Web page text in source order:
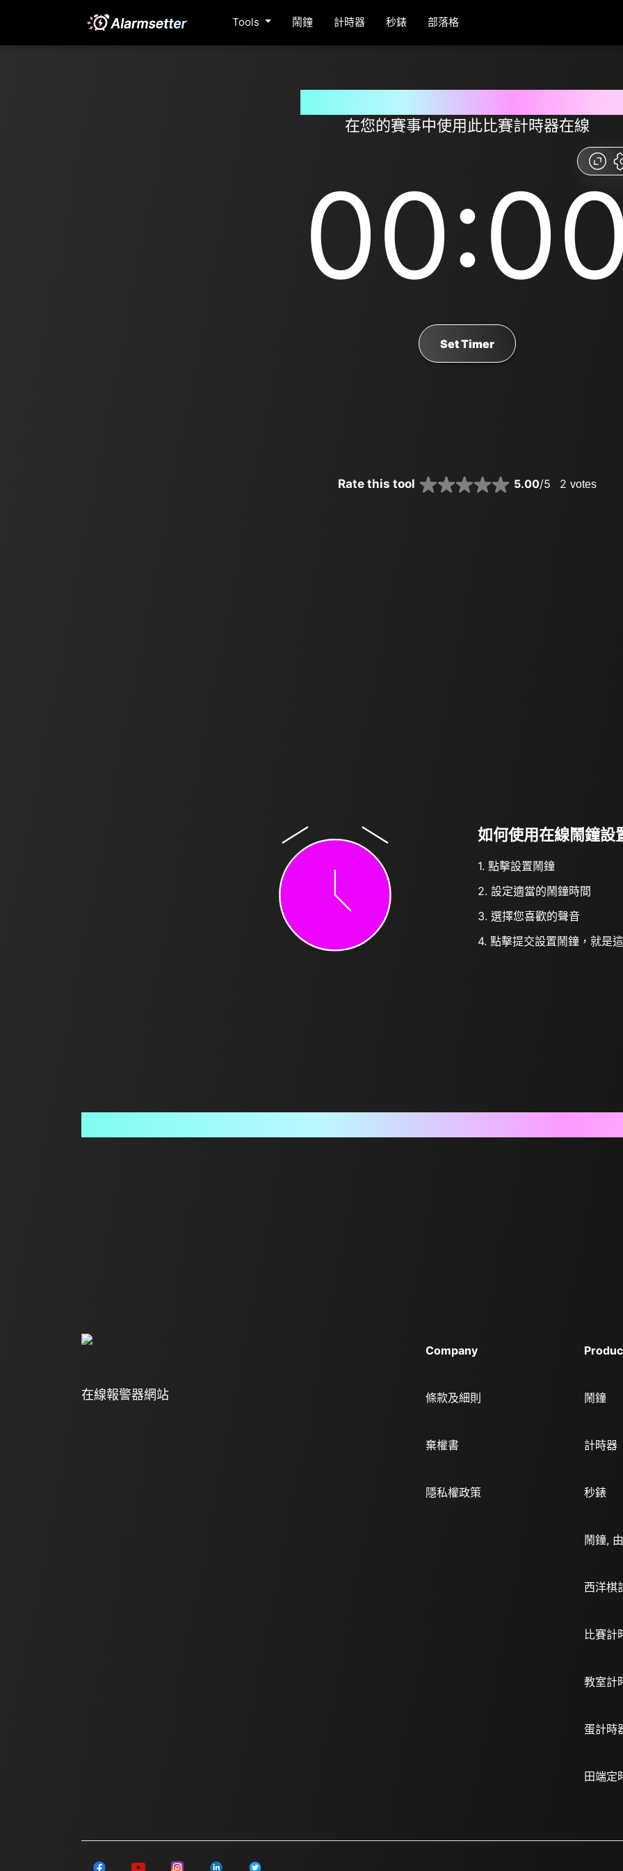
Tools 鬧鐘 計時器 秒錶 部落格
在您的賽事中使用此比賽計時器在線
Set Timer
Rate this tool 5.00/5 2 votes
如何使用在線鬧鐘設
1. 點擊設置鬧鐘
2. 設定適當的鬧鐘時間
3. 選擇您喜歡的聲音
4. 點擊提交設置鬧鐘，就是
在線報警器網站
Company
條款及細則
棄權書
隱私權政策
鬧鐘
計時器
秒錶
鬧鐘,
西洋棋
比賽計
教室計
蛋計時
田端定